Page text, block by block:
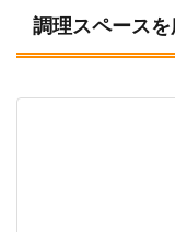
調理スペース